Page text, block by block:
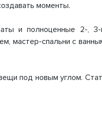
моменты.
и полноценные 2-,
мастер-спальни с
под новым углом.